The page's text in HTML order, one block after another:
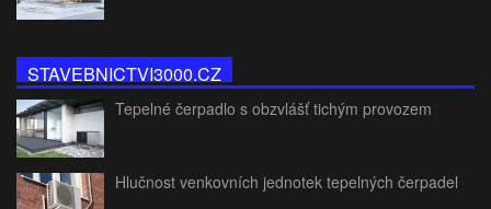
STAVEBNICTVI3000.CZ
Tepelné čerpadlo s obzvlášť tichým provozem
Hlučnost venkovních jednotek tepelných čerpadel